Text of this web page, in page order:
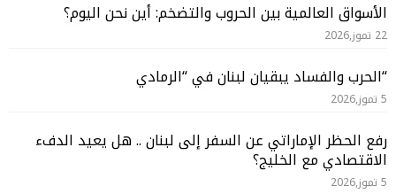
الأسواق العالمية بين الحروب والتضخم: أين نحن اليوم؟
22 تموز,2026
“الحرب والفساد يبقيان لبنان في “الرمادي
5 تموز,2026
رفع الحظر الإماراتي عن السفر إلى لبنان .. هل يعيد الدفء
الاقتصادي مع الخليج؟
5 تموز,2026